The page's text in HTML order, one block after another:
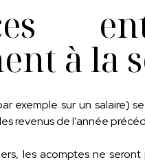
à la
exemple sur un salaire)
revenus de l’année
les acomptes ne